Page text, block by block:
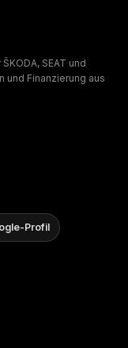
SEAT und
und Finanzierung aus
Profil